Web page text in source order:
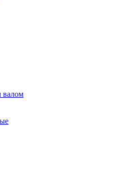
валом